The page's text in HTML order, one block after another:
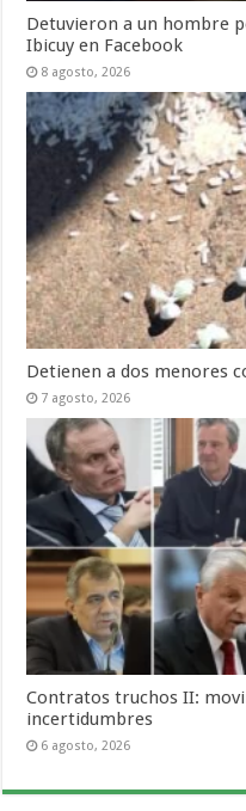
Detuvieron a un hombre
Ibicuy en Facebook
8 agosto, 2026
Detienen a dos menores
7 agosto, 2026
Contratos truchos II:
incertidumbres
6 agosto, 2026